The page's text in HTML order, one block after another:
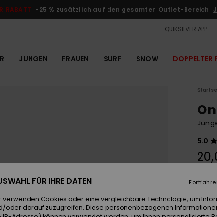
RABATT -25 % zusätzlich auf den gesamten Outlet-Bereich
QUIKSILVER APP
JUNGEN FRAUEN SURF SNOW DOPPELTER
5.0
Farbe
FÜR IHRE DATEN
verwenden Cookies oder eine vergleichbare Technologie, um
oder darauf zuzugreifen. Diese personenbezogenen